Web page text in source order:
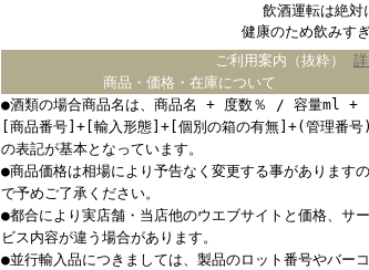
飲酒運転は絶対
健康のため飲みす
ご利用案内（抜粋）
商品・価格・在庫について
●酒類の場合商品名は、商品名 + 度数％ / 容量ml +
[商品番号]+[輸入形態]+[個別の箱の有無]+(管理番号)
の表記が基本となっています。
●商品価格は相場により予告なく変更する事がありますの
で予めご了承ください。
●都合により実店舗・当店他のウエブサイトと価格、サー
ビス内容が違う場合があります。
●並行輸入品につきましては、製品のロット番号やバーコ